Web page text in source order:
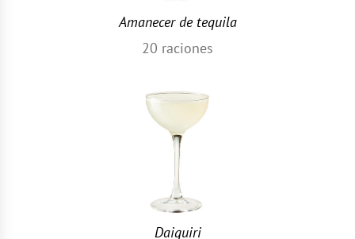
Amanecer de tequila
20 raciones
Daiquiri